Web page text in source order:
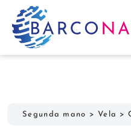
Segunda mano > Vela >